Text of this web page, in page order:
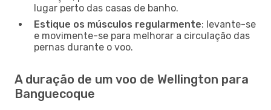
lugar perto das casas de banho.
Estique os músculos regularmente: levante-se
e movimente-se para melhorar a circulação das
pernas durante o voo.
A duração de um voo de Wellington para
Banguecoque